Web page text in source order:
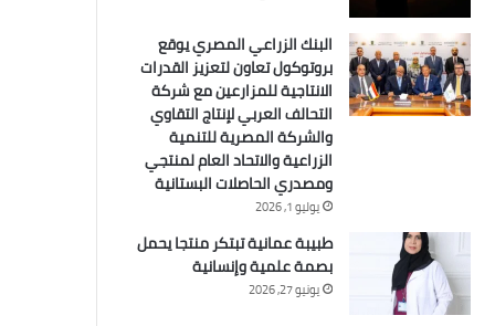
البنك الزراعي المصري يوقع
بروتوكول تعاون لتعزيز القدرات
الانتاجية للمزارعين مع شركة
التحالف العربي لإنتاج التقاوي
والشركة المصرية للتنمية
الزراعية والاتحاد العام لمنتجي
ومصدري الحاصلات البستانية
يوليو 1, 2026
طبيبة عمانية تبتكر منتجا يحمل
بصمة علمية وإنسانية
يونيو 27, 2026